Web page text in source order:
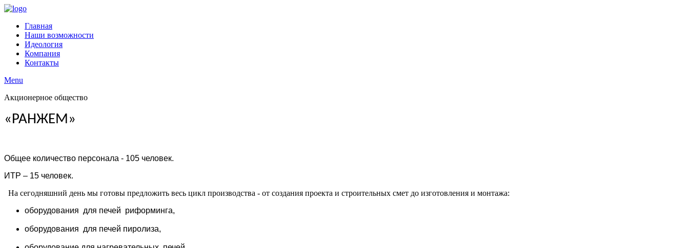
Главная
Наши возможности
Идеология
Компания
Контакты
Menu
Шаблоны Joomla 3 здесь:
Акционерное общество
«РАНЖЕМ»
Общее количество персонала - 105 человек.
ИТР – 15 человек.
На сегодняшний день мы готовы предложить весь цикл производства - от создания проекта и строительных смет до изготовления и монтажа:
оборудования для печей риформинга,
оборудования для печей пиролиза,